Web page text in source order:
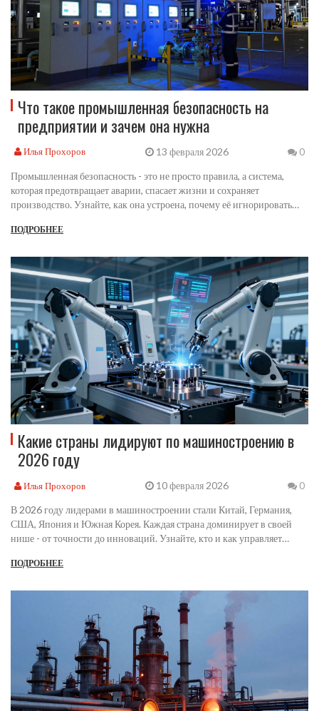
Что такое промышленная безопасность на
предприятии и зачем она нужна
Илья Прохоров 13 февраля 2026 0
Промышленная безопасность - это не просто правила, а система,
которая предотвращает аварии, спасает жизни и сохраняет
производство. Узнайте, как она устроена, почему её игнорировать
ПОДРОБНЕЕ
Какие страны лидируют по машиностроению в
2026 году
Илья Прохоров 10 февраля 2026 0
В 2026 году лидерами в машиностроении стали Китай, Германия,
США, Япония и Южная Корея. Каждая страна доминирует в своей
нише - от точности до инноваций. Узнайте, кто и как управляет
ПОДРОБНЕЕ